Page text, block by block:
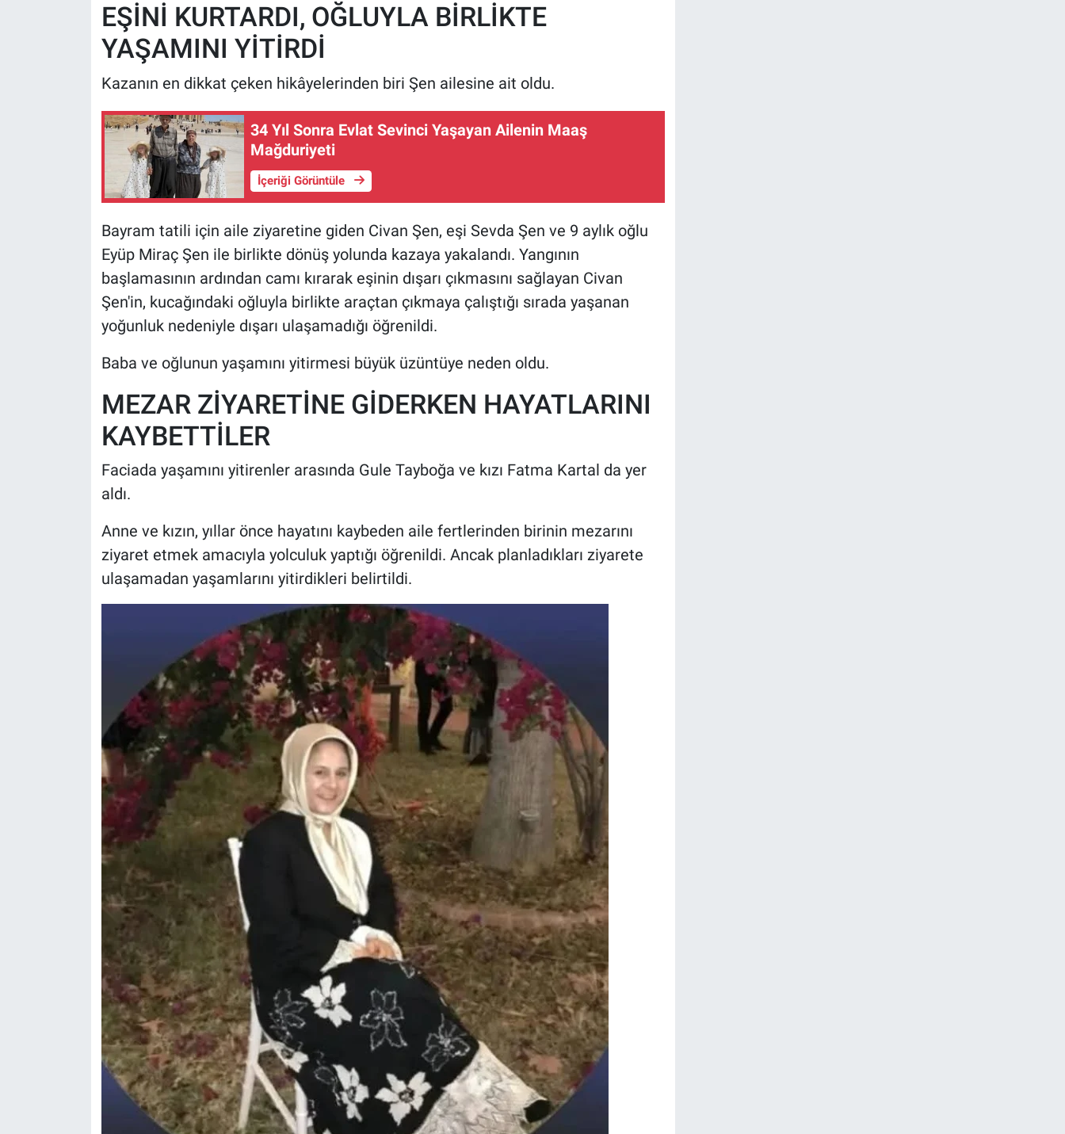
EŞİNİ KURTARDI, OĞLUYLA BİRLİKTE
YAŞAMINI YİTİRDİ
Kazanın en dikkat çeken hikâyelerinden biri Şen ailesine ait oldu.
34 Yıl Sonra Evlat Sevinci Yaşayan Ailenin Maaş
Mağduriyeti
İçeriği Görüntüle
Bayram tatili için aile ziyaretine giden Civan Şen, eşi Sevda Şen ve 9 aylık oğlu
Eyüp Miraç Şen ile birlikte dönüş yolunda kazaya yakalandı. Yangının
başlamasının ardından camı kırarak eşinin dışarı çıkmasını sağlayan Civan
Şen'in, kucağındaki oğluyla birlikte araçtan çıkmaya çalıştığı sırada yaşanan
yoğunluk nedeniyle dışarı ulaşamadığı öğrenildi.
Baba ve oğlunun yaşamını yitirmesi büyük üzüntüye neden oldu.
MEZAR ZİYARETİNE GİDERKEN HAYATLARINI
KAYBETTİLER
Faciada yaşamını yitirenler arasında Gule Tayboğa ve kızı Fatma Kartal da yer
aldı.
Anne ve kızın, yıllar önce hayatını kaybeden aile fertlerinden birinin mezarını
ziyaret etmek amacıyla yolculuk yaptığı öğrenildi. Ancak planladıkları ziyarete
ulaşamadan yaşamlarını yitirdikleri belirtildi.